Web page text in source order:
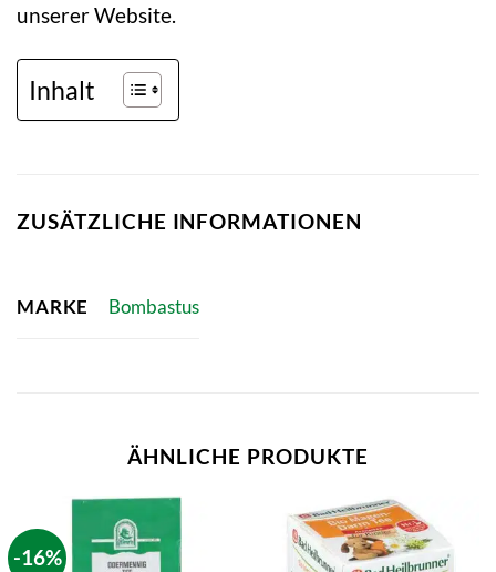
unserer Website.
Inhalt
ZUSÄTZLICHE INFORMATIONEN
MARKE Bombastus
ÄHNLICHE PRODUKTE
-16%